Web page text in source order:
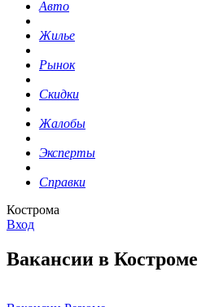
Авто
Жилье
Рынок
Скидки
Жалобы
Эксперты
Справки
Кострома
Вход
Вакансии в Костроме